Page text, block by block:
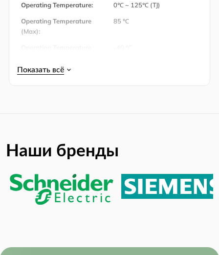
Operating Temperature: 0℃ ~ 125℃ (TJ)
Operating Temperature
(Max):
85 ℃
Output Current:
Наши бренды